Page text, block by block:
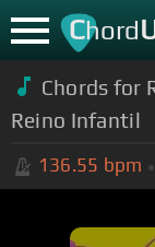
Chord
Chords for
Reino Infantil
136.55 bpm